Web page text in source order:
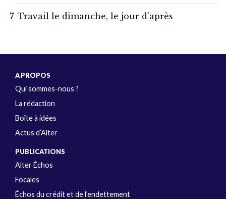
Travail le dimanche, le jour d’après
A PROPOS
Qui sommes-nous ?
La rédaction
Boîte à idées
Actus d’Alter
PUBLICATIONS
Alter Échos
Focales
Échos du crédit et de l’endettement